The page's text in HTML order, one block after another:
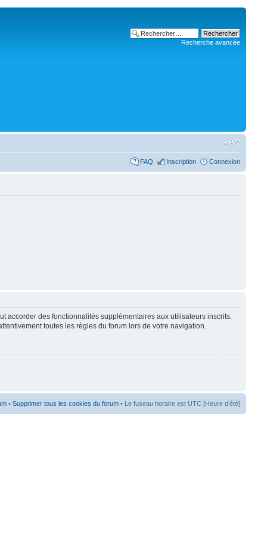
Recherche avancée
FAQ Inscription Connexion
accorder des fonctionnalités supplémentaires aux utilisateurs inscrits.
toutes les règles du forum lors de votre navigation.
• Supprimer tous les cookies du forum • Le fuseau horaire est UTC [Heure d’été]